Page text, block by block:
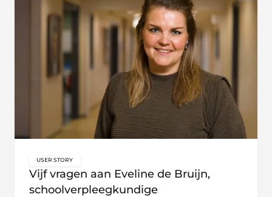
Vijf vragen aan Eveline de Bruijn,
schoolverpleegkundige
key:global.content-type:
USER STORY